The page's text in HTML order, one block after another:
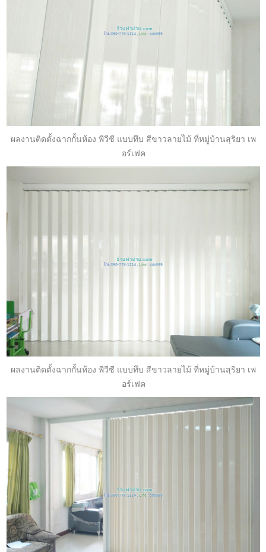
ผลงานติดตั้งฉากกั้นห้อง พีวีซี แบบทึบ สีขาวลายไม้ ที่หมู่บ้านสุริยา เพ
อร์เฟค
ผลงานติดตั้งฉากกั้นห้อง พีวีซี แบบทึบ สีขาวลายไม้ ที่หมู่บ้านสุริยา เพ
อร์เฟค